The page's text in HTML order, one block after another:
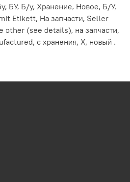
БУ, Б/у, Хранение, Новое, Б/У,
Etikett, На запчасти, Seller
other (see details), на запчасти,
с хранения, X, новый .